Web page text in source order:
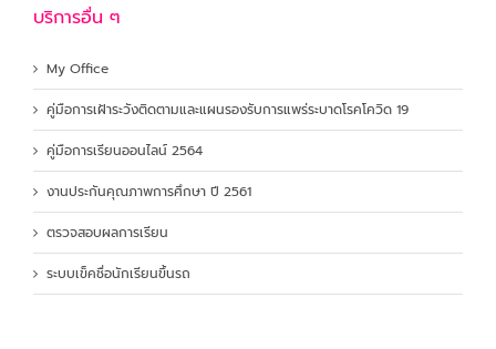
บริการอื่น ๆ
My Office
คู่มือการเฝ้าระวังติดตามและแผนรองรับการแพร่ระบาดโรคโควิด 19
คู่มือการเรียนออนไลน์ 2564
งานประกันคุณภาพการศึกษา ปี 2561
ตรวจสอบผลการเรียน
ระบบเข็คชื่อนักเรียนขึ้นรถ